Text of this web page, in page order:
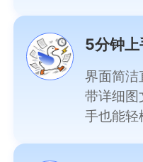
5分钟上
界面简洁
带详细图
手也能轻